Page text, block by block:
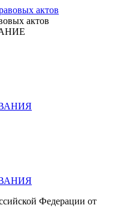
актов
Федерации от